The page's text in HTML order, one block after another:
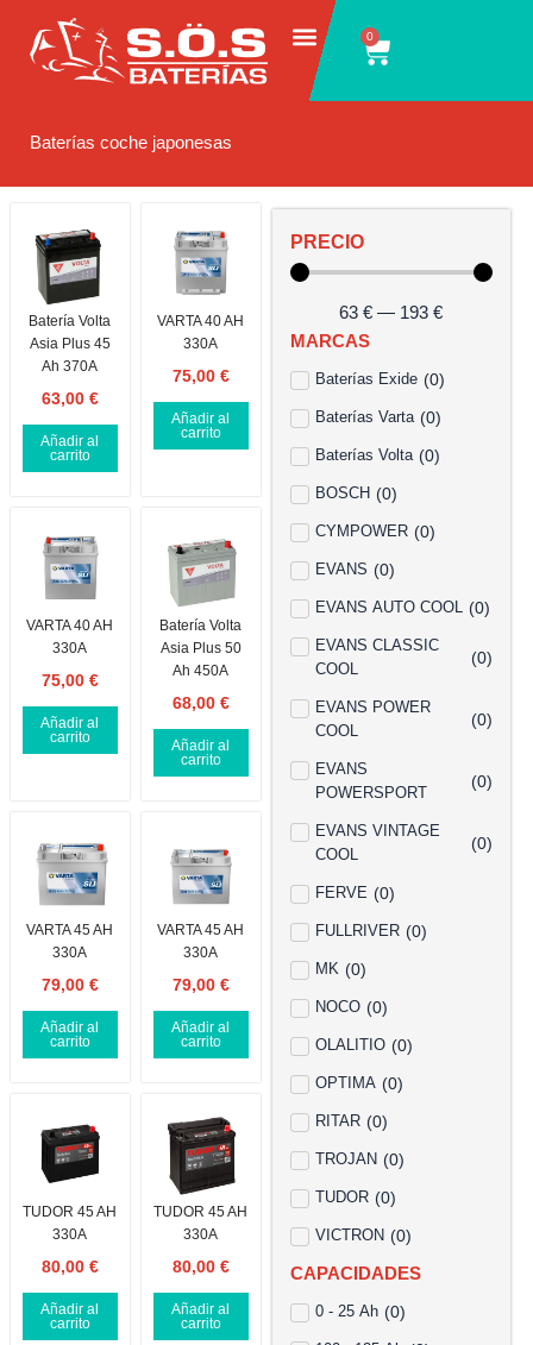
contenido
0
Carrito
Baterías coche japonesas
PRECIO
63€ — 193€
MARCAS
Baterías Exide (0)
Baterías Varta (0)
Baterías Volta (0)
BOSCH (0)
CYMPOWER (0)
EVANS (0)
EVANS AUTO COOL (0)
EVANS CLASSIC
COOL
(0)
EVANS POWER
COOL
(0)
EVANS
POWERSPORT
(0)
EVANS VINTAGE
COOL
(0)
FERVE (0)
FULLRIVER (0)
MK (0)
NOCO (0)
OLALITIO (0)
OPTIMA (0)
RITAR (0)
TROJAN (0)
TUDOR (0)
VICTRON (0)
CAPACIDADES
0 - 25 Ah (0)
Batería Volta
Asia Plus 45
Ah 370A
63,00 €
Añadir al
carrito
VARTA 40 AH
330A
75,00 €
Añadir al
carrito
VARTA 40 AH
330A
75,00 €
Añadir al
carrito
Batería Volta
Asia Plus 50
Ah 450A
68,00 €
Añadir al
carrito
VARTA 45 AH
330A
79,00 €
Añadir al
carrito
VARTA 45 AH
330A
79,00 €
Añadir al
carrito
TUDOR 45 AH
330A
80,00 €
Añadir al
carrito
TUDOR 45 AH
330A
80,00 €
Añadir al
carrito